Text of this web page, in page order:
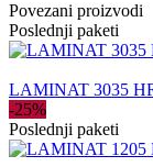
Povezani proizvodi
Poslednji paketi
LAMINAT 3035
-25%
Poslednji paketi